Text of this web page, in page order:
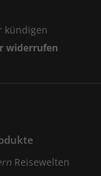
kündigen
widerrufen
Reisewelten